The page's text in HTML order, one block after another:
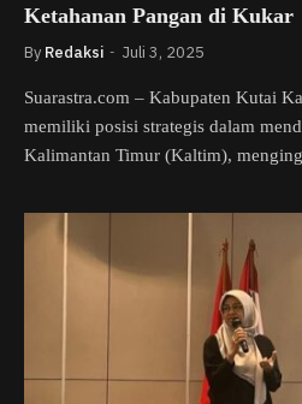
Ketahanan Pangan di Kukar
By Redaksi Juli 3, 2025
Suarastra.com – Kabupaten Kutai
memiliki posisi strategis dalam
Kalimantan Timur (Kaltim),